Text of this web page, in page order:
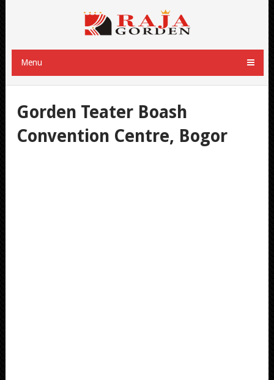
Menu
Gorden Teater Boash
Convention Centre, Bogor